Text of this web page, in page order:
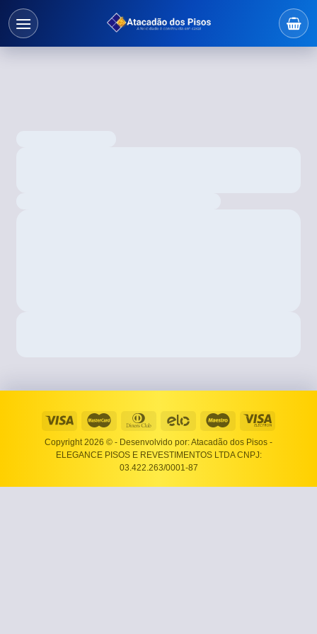
Copyright 2026 © - Desenvolvido por: Atacadão dos Pisos -
ELEGANCE PISOS E REVESTIMENTOS LTDA CNPJ:
03.422.263/0001-87